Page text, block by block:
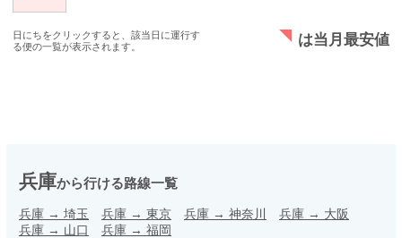
日にちをクリックすると、該当日に運行す
る便の一覧が表示されます。
は当月最安値
兵庫から行ける路線一覧
兵庫 → 埼玉 兵庫 → 東京 兵庫 → 神奈川 兵庫 → 大阪
兵庫 → 山口 兵庫 → 福岡